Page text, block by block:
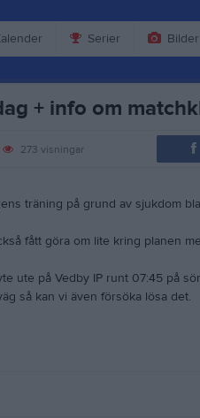
Serier Bilder
+ info om
273 visningar
träning på grund av sjukdom
fått göra om lite kring planen
ute på Vedby IP runt 07:45 på
så kan vi även försöka lösa det.